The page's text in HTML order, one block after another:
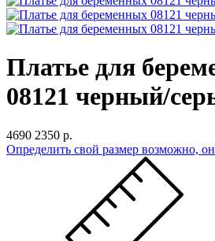
Платье для
08121 черный/
4690 2350 р.
Определить свой размер возможно,